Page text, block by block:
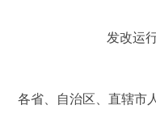
发改运
各省、自治区、直辖市